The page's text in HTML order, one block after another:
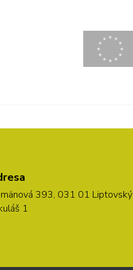
393, 031 01 Liptovský
1